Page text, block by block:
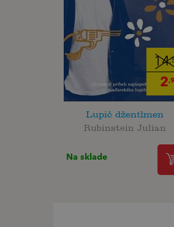
14
2
Lupič džentlmen
Rubinstein Julian
Na sklade